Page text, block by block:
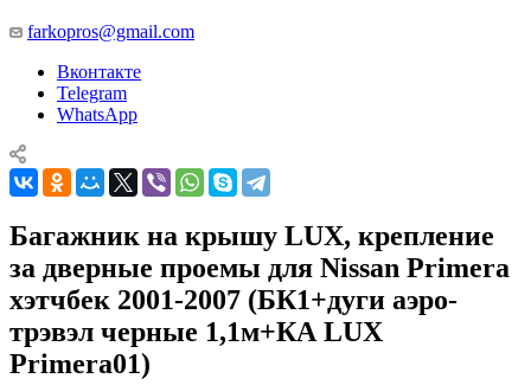
farkopros@gmail.com
Вконтакте
Telegram
WhatsApp
Багажник на крышу LUX, крепление
за дверные проемы для Nissan Primera
хэтчбек 2001-2007 (БК1+дуги аэро-
трэвэл черные 1,1м+КА LUX
Primera01)